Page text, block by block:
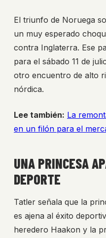
El triunfo de Noruega
un muy esperado
contra Inglaterra. Ese
para el sábado 11 de
otro encuentro de alto
nórdica.
Lee también: La
en un filón para el
UNA PRINCESA
DEPORTE
Tatler señala que la
es ajena al éxito
heredero Haakon y la